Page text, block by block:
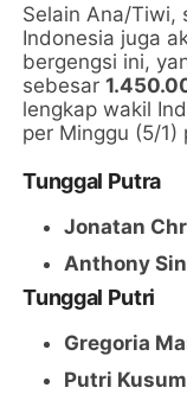
Selain Ana/Tiwi,
Indonesia juga
bergengsi ini,
sebesar
lengkap wakil
per Minggu (5/1)
Tunggal Putra
Jonatan
Anthony
Tunggal Putri
Gregoria
Putri